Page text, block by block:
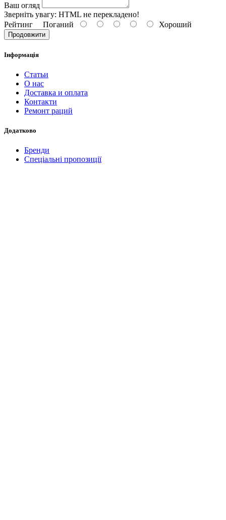
Ваш огляд
Зверніть увагу: HTML не перекладено!
Рейтинг Поганий Хороший
Продовжити
Інформація
Статьи
О нас
Доставка и оплата
Контакти
Ремонт раций
Додатково
Бренди
Спеціальні пропозиції